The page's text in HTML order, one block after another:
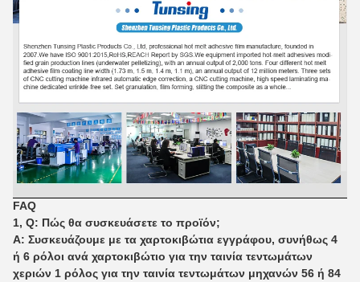
FAQ
1, Q: Πώς θα συσκευάσετε το προϊόν;
Α: Συσκευάζουμε με τα χαρτοκιβώτια εγγράφου, συνήθως 4
ή 6 ρόλοι ανά χαρτοκιβώτιο για την ταινία τεντωμάτων
χεριών 1 ρόλος για την ταινία τεντωμάτων μηχανών 56 ή 84